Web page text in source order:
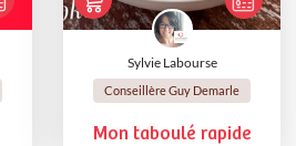
Sylvie Labourse
Conseillère Guy Demarle
Mon taboulé rapide